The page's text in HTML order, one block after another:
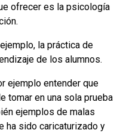
ofrecer es la psicología
la práctica de
de los alumnos.
ejemplo entender que
tomar en una sola prueba
ejemplos de malas
ha sido caricaturizado y